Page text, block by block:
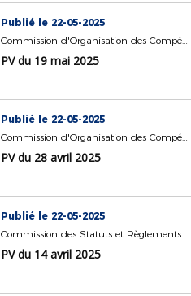
Publié le 22-05-2025
Commission d'Organisation des Compétitions
PV du 19 mai 2025
Publié le 22-05-2025
Commission d'Organisation des Compétitions
PV du 28 avril 2025
Publié le 22-05-2025
Commission des Statuts et Règlements
PV du 14 avril 2025